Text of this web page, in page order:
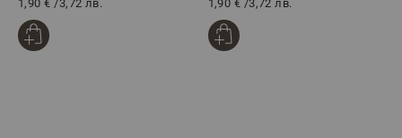
1,90 € /3,72 лв. 1,90 € /3,72 лв.